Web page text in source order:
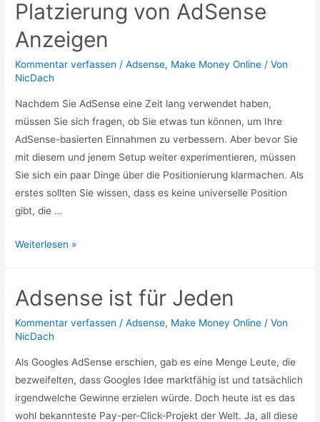
Platzierung von AdSense
Anzeigen
Kommentar verfassen /Adsense, Make Money Online / Von
NicDach
Nachdem Sie AdSense eine Zeit lang verwendet haben,
müssen Sie sich fragen, ob Sie etwas tun können, um Ihre
AdSense-basierten Einnahmen zu verbessern. Aber bevor Sie
mit diesem und jenem Setup weiter experimentieren, müssen
Sie sich ein paar Dinge über die Positionierung klarmachen. Als
erstes sollten Sie wissen, dass es keine universelle Position
gibt, die …
Platzierung
Anzeigen
Weiterlesen »
Adsense ist für Jeden
Kommentar verfassen /Adsense, Make Money Online / Von
NicDach
Als Googles AdSense erschien, gab es eine Menge Leute, die
bezweifelten, dass Googles Idee marktfähig ist und tatsächlich
irgendwelche Gewinne erzielen würde. Doch heute ist es das
wohl bekannteste Pay-per-Click-Projekt der Welt. Ja, all diese